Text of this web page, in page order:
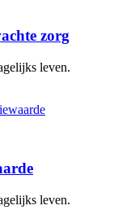
zorg
leven.
leven.